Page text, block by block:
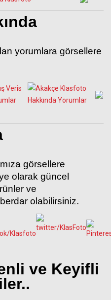
yorumlara görsellere
görsellere
olarak güncel
ve
olabilirsiniz.
ve Keyifli